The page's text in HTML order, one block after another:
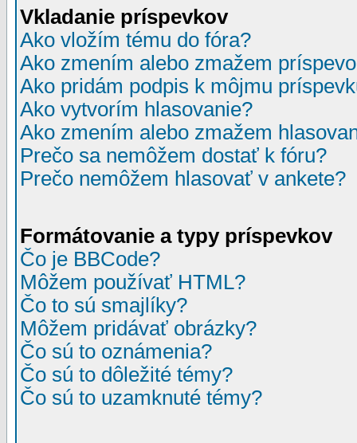
Vkladanie príspevkov
Ako vložím tému do fóra?
Ako zmením alebo zmažem
Ako pridám podpis k môjmu
Ako vytvorím hlasovanie?
Ako zmením alebo zmažem
Prečo sa nemôžem dostať k fóru?
Prečo nemôžem hlasovať v ankete?
Formátovanie a typy príspevkov
Čo je BBCode?
Môžem používať HTML?
Čo to sú smajlíky?
Môžem pridávať obrázky?
Čo sú to oznámenia?
Čo sú to dôležité témy?
Čo sú to uzamknuté témy?